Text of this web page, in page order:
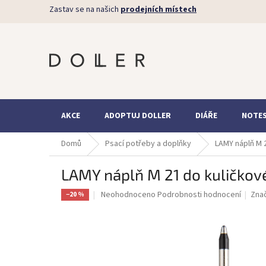
Zastav se na našich prodejních místech
AKCE ADOPTUJ DOLLER DIÁŘE
Domů Psací potřeby a doplňky LAMY náplň
LAMY náplň M 21 do
−20 %
Průměrné
Neohodnoceno Podrobnosti hodnocení